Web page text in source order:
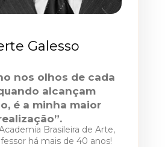
Galesso
nos olhos de cada
alcançam
é a minha maior
Brasileira de Arte,
há mais de 40 anos!